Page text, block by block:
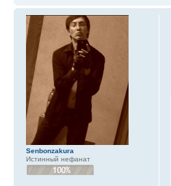
Senbonzakura
Истинный нефанат